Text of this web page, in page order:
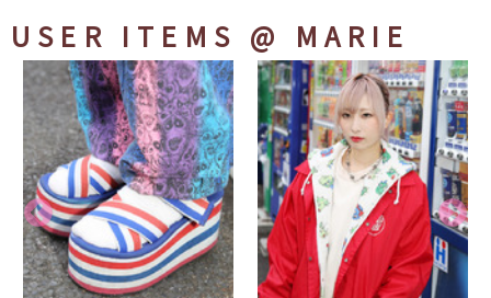
USER ITEMS @ MARIE